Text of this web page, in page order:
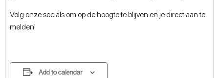
Volg onze socials om op de hoogte te blijven en je direct aan te
melden!
Add to calendar